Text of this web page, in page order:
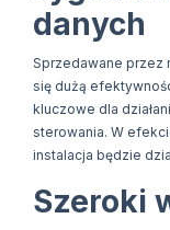
danych
Sprzedawane przez
się dużą
kluczowe dla
sterowania. W
instalacja będzie
Szeroki